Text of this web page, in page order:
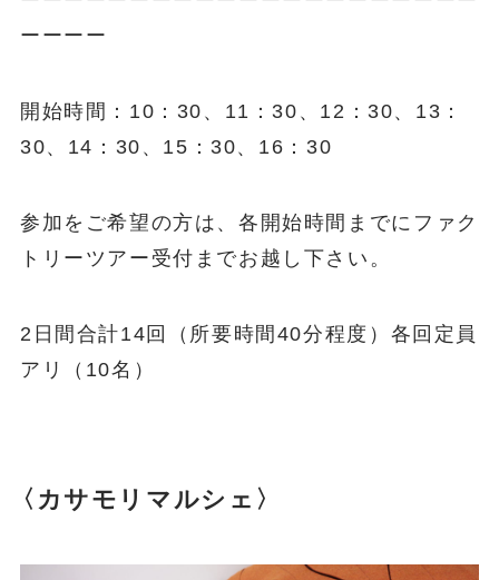
ーーーー
開始時間：10：30、11：30、12：30、13：
30、14：30、15：30、16：30
参加をご希望の方は、各開始時間までにファク
トリーツアー受付までお越し下さい。
2日間合計14回（所要時間40分程度）各回定員
アリ（10名）
〈カサモリマルシェ〉